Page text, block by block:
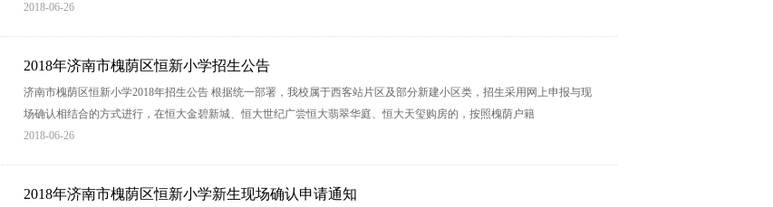
2018-06-26
2018年济南市槐荫区恒新小学招生公告
济南市槐荫区恒新小学2018年招生公告 根据统一部署，我校属于西客站片区及部分新建小区类，招生采用网上申报与现
场确认相结合的方式进行，在恒大金碧新城、恒大世纪广尝恒大翡翠华庭、恒大天玺购房的，按照槐荫户籍
2018-06-26
2018年济南市槐荫区恒新小学新生现场确认申请通知